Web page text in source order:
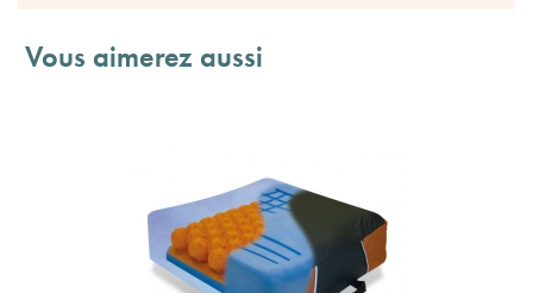
Vous aimerez aussi